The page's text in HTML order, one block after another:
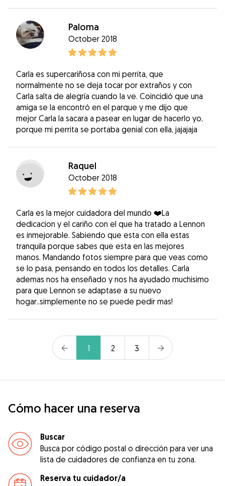
Paloma
October 2018
Carla es supercariñosa con mi perrita, que
normalmente no se deja tocar por extraños y con
Carla salta de alegría cuando la ve. Coincidió que una
amiga se la encontró en el parque y me dijo que
mejor Carla la sacara a pasear en lugar de hacerlo yo,
porque mi perrita se portaba genial con ella, jajajaja
Raquel
October 2018
Carla es la mejor cuidadora del mundo ❤️La
dedicacion y el cariño con el que ha tratado a Lennon
es inmejorable. Sabiendo que esta con ella estas
tranquila porque sabes que esta en las mejores
manos. Mandando fotos siempre para que veas como
se lo pasa, pensando en todos los detalles. Carla
ademas nos ha enseñado y nos ha ayudado muchisimo
para que Lennon se adaptase a su nuevo
hogar..simplemente no se puede pedir mas!
1 2 3
Cómo hacer una reserva
Buscar
Busca por código postal o dirección para ver una
lista de cuidadores de confianza en tu zona.
Reserva tu cuidador/a